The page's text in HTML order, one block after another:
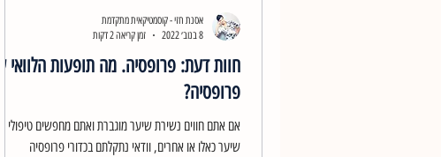
חוות דעת: פרופסיה. מה תופעות הלוואי של
פרופסיה?
אם אתם חווים נשירת שיער מוגברת ואתם מחפשים טיפולי
שיער כאלו או אחרים, וודאי נתקלתם בכדורי פרופסיה
אסנת חזי - קוסמטיקאית מתקדמת
8 בנוב׳ 2022
זמן קריאה 2 דקות